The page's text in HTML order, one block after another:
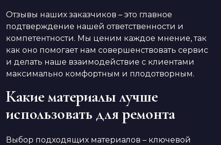
Отзывы наших заказчиков – это главное
подтверждение нашей ответственности и
компетентности. Мы ценим каждое мнение, так
как оно помогает нам совершенствовать сервис
и делать наше взаимодействие с клиентами
максимально комфортным и плодотворным.
Какие материалы лучше
использовать для ремонта
Выбор подходящих материалов – ключевой